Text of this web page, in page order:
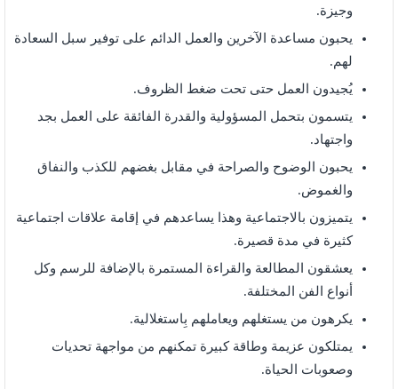
وجيزة.
يحبون مساعدة الآخرين والعمل الدائم على توفير سبل السعادة
لهم.
يُجيدون العمل حتى تحت ضغط الظروف.
يتسمون بتحمل المسؤولية والقدرة الفائقة على العمل بجد
واجتهاد.
يحبون الوضوح والصراحة في مقابل بغضهم للكذب والنفاق
والغموض.
يتميزون بالاجتماعية وهذا يساعدهم في إقامة علاقات اجتماعية
كثيرة في مدة قصيرة.
يعشقون المطالعة والقراءة المستمرة بالإضافة للرسم وكل
أنواع الفن المختلفة.
يكرهون من يستغلهم ويعاملهم بِاستغلالية.
يمتلكون عزيمة وطاقة كبيرة تمكنهم من مواجهة تحديات
وصعوبات الحياة.